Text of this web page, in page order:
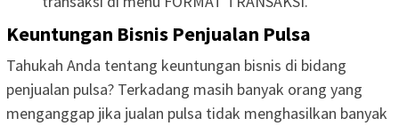
Keuntungan Bisnis Penjualan Pulsa
Tahukah Anda tentang keuntungan bisnis di bidang
penjualan pulsa? Terkadang masih banyak orang yang
menganggap jika jualan pulsa tidak menghasilkan banyak